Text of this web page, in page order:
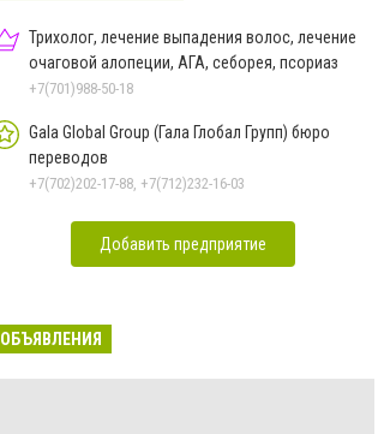
Трихолог, лечение выпадения волос, лечение
очаговой алопеции, АГА, себорея, псориаз
+7(701)988-50-18
Gala Global Group (Гала Глобал Групп) бюро
переводов
+7(702)202-17-88, +7(712)232-16-03
Добавить предприятие
ОБЪЯВЛЕНИЯ